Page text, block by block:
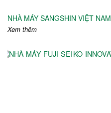
NHÀ MÁY SANGSHIN VIỆT
Xem thêm